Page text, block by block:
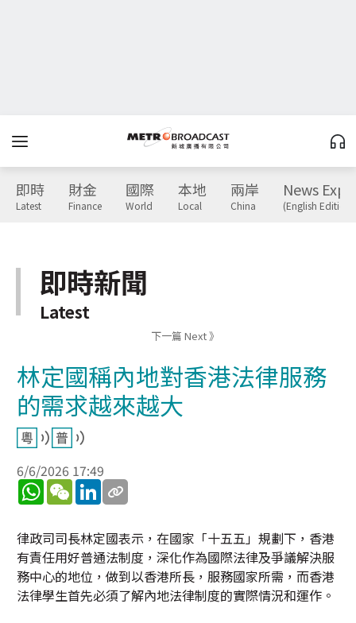
即時
Latest
財金
Finance
國際
World
本地
Local
兩岸
China
News
(English Edition)
即時新聞
Latest
下一篇 Next 》
林定國稱內地對香港法律服務
的需求越來越大
6/6/2026 17:49
WhatsApp
WeChatLinkedIn
律政司司長林定國表示，在國家「十五五」規劃下，香港
有責任用好普通法制度，深化作為國際法律及爭議解決服
務中心的地位，做到以香港所長，服務國家所需，而香港
法律學生首先必須了解內地法律制度的實際情況和運作。